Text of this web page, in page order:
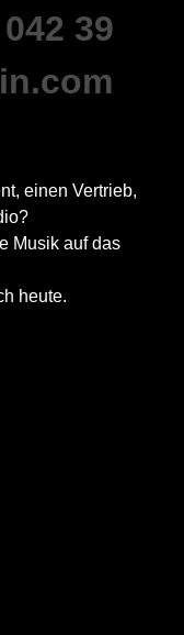
39
einen Vertrieb,
Musik auf das
heute.